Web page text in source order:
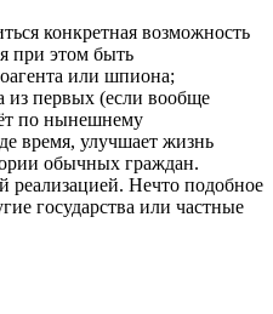
конкретная возможность
при этом быть
или шпиона;
из первых (если вообще
по нынешнему
время, улучшает жизнь
обычных граждан.
реализацией. Нечто подобное
государства или частные